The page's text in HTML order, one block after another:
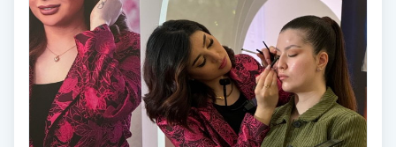
Hyaluronsyra
Hyperhidros
Hypnos